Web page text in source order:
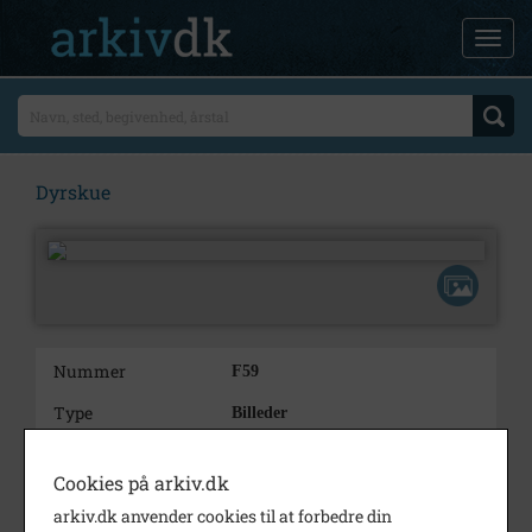
Dyrskue
Nummer F59
Type Billeder
Cookies på arkiv.dk
arkiv.dk anvender cookies til at forbedre din